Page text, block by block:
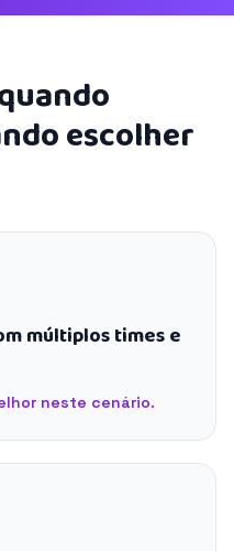
escolher
múltiplos times e
neste cenário.